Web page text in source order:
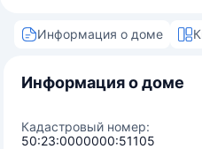
Информация о доме
Информация о доме
Кадастровый номер:
50:23:0000000:51105